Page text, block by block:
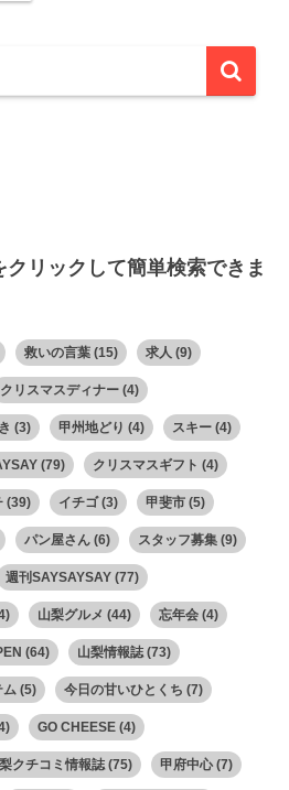
リックして簡単検索できま
救いの言葉(15) 求人 (9)
クリスマスディナー(4)
(3) 甲州地どり (4) スキー(4)
(79) クリスマスギフト (4)
(39) イチゴ(3) 甲斐市(5)
パン屋さん(6) スタッフ募集(9)
週刊SAYSAYSAY(77)
山梨グルメ (44) 忘年会(4)
(64) 山梨情報誌(73)
ム(5) 今日の甘いひとくち (7)
GO CHEESE(4)
クチコミ情報誌(75) 甲府中心(7)